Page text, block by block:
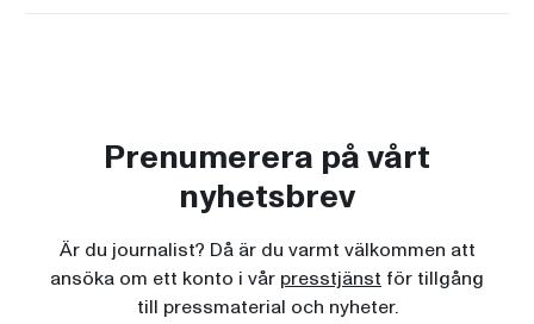
Prenumerera på vårt
nyhetsbrev
Är du journalist? Då är du varmt välkommen att
ansöka om ett konto i vår presstjänst för tillgång
till pressmaterial och nyheter.